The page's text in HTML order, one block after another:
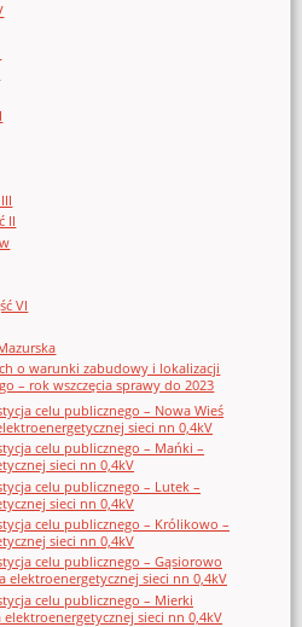
II
VI
o warunki zabudowy i lokalizacji
– rok wszczęcia sprawy do 2023
celu publicznego – Nowa Wieś
sieci nn 0,4kV
celu publicznego – Mańki –
sieci nn 0,4kV
celu publicznego – Lutek –
sieci nn 0,4kV
celu publicznego – Królikowo –
sieci nn 0,4kV
celu publicznego – Gąsiorowo
elektroenergetycznej sieci nn 0,4kV
celu publicznego – Mierki
sieci nn 0,4kV